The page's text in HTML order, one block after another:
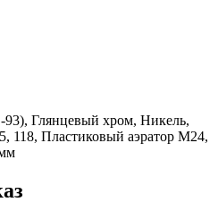
Глянцевый хром, Никель,
118, Пластиковый аэратор M24,